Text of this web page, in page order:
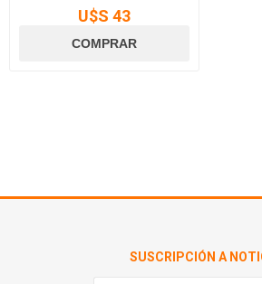
U$S 43
SUSCRIPCIÓN A